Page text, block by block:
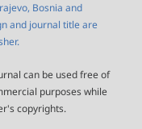
Bosnia and
and journal title are
can be used free of
purposes while
copyrights.